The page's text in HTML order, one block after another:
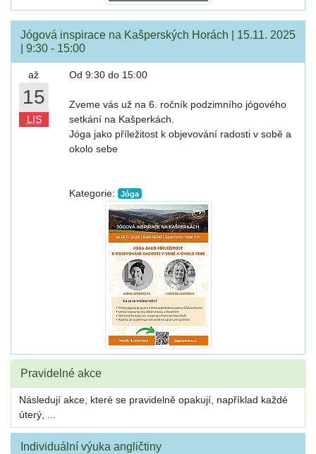
Jógová inspirace na Kašperských Horách | 15.11. 2025
| 9:30 - 15:00
až
15
LIS
Od 9:30 do 15:00
Zveme vás už na 6. ročník podzimního jógového
setkání na Kašperkách.
Jóga jako příležitost k objevování radosti v sobě a
okolo sebe
Kategorie: Jóga
Pravidelné akce
Následují akce, které se pravidelně opakují, například každé
úterý, ...
Individuální výuka angličtiny